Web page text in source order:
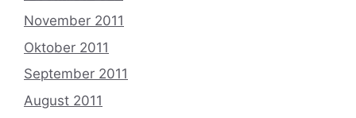
November 2011
Oktober 2011
September 2011
August 2011